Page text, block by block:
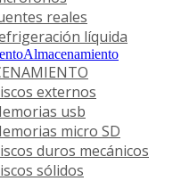
reales
líquida
Almacenamiento
externos
usb
micro SD
duros mecánicos
sólidos